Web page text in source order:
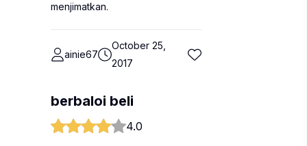
menjimatkan.
ainie67
October 25,
2017
berbaloi beli
4.0